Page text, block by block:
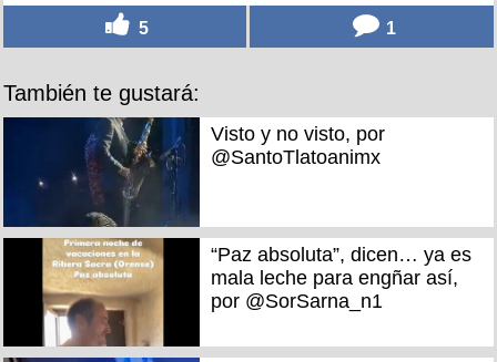
5 1
También te gustará:
Visto y no visto, por
@SantoTlatoanimx
“Paz absoluta”, dicen… ya es
mala leche para engñar así,
por @SorSarna_n1